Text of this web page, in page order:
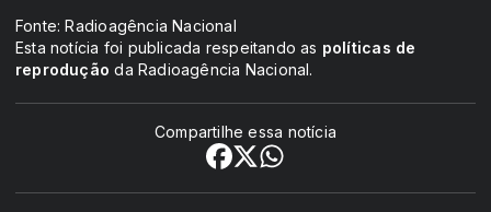
Fonte: Radioagência Nacional
Esta notícia foi publicada respeitando as políticas de
reprodução da Radioagência Nacional.
Compartilhe essa notícia